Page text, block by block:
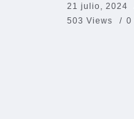
21 julio, 2024
503 Views
0